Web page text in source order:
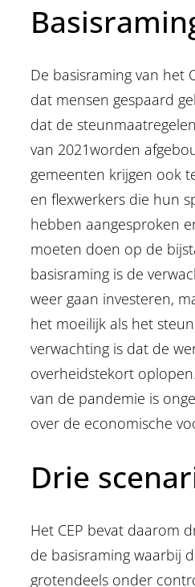
De basisraming van het
dat mensen gespaard
dat de
van 2021worden
gemeenten krijgen ook
en flexwerkers die hun
hebben aangesproken
moeten doen op de
basisraming is de
weer gaan investeren,
het moeilijk als het
verwachting is dat de
overheidstekort
van de pandemie is
over de economische
Drie
Het CEP bevat daarom
de basisraming waarbij
grotendeels onder